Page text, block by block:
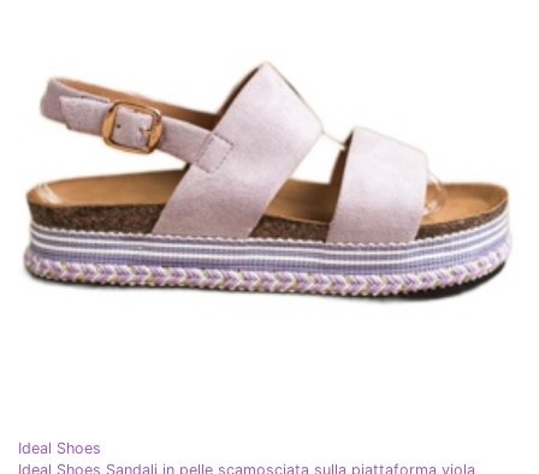
Ideal Shoes
Ideal Shoes Sandali in pelle scamosciata sulla piattaforma viola